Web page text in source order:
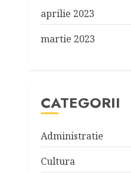
aprilie 2023
martie 2023
CATEGORII
Administratie
Cultura